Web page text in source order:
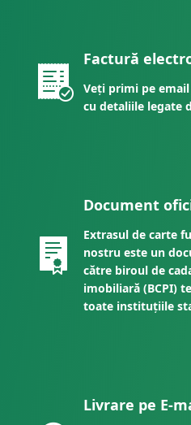
Factură
Veți primi pe
cu detaliile legate
Document
Extrasul de carte
nostru este un
către biroul de
imobiliară (BCPI)
toate instituțiile
Livrare pe E-